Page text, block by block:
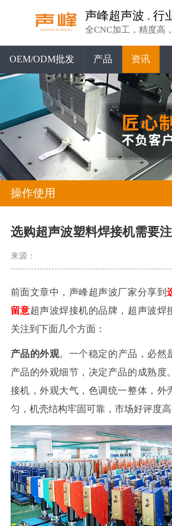
声峰超声波 . 行
全CNC加工，精度高
OEM/ODM批发 产品 资讯
操作使用
选购超声波塑料焊接机需要
来源：
前面文章中，声峰超声波厂家分享到
留意超声波焊接机的品牌，超声波焊
关注到下面几个方面：
产品的外观。一个稳定的产品，必然
产品的外观细节，决定产品的成熟度
接机，外观大气，色调统一整体，外
匀，机壳结构牢固可靠，市场好评度高